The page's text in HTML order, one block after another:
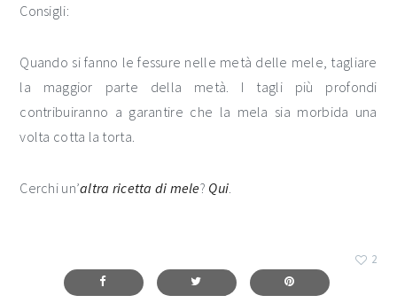
Consigli:
Quando si fanno le fessure nelle metà delle mele, tagliare
la maggior parte della metà. I tagli più profondi
contribuiranno a garantire che la mela sia morbida una
volta cotta la torta.
Cerchi un’altra ricetta di mele? Qui.
2